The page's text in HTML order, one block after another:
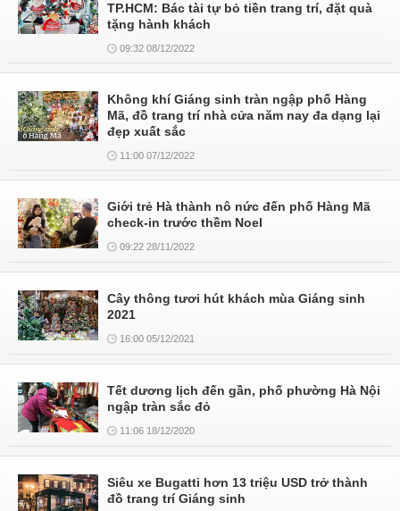
TP.HCM: Bác tài tự bỏ tiền trang trí, đặt quà
tặng hành khách
09:32 08/12/2022
Không khí Giáng sinh tràn ngập phố Hàng
Mã, đồ trang trí nhà cửa năm nay đa dạng lại
đẹp xuất sắc
11:00 07/12/2022
Giới trẻ Hà thành nô nức đến phố Hàng Mã
check-in trước thềm Noel
09:22 28/11/2022
Cây thông tươi hút khách mùa Giáng sinh
2021
16:00 05/12/2021
Tết dương lịch đến gần, phố phường Hà Nội
ngập tràn sắc đỏ
11:06 18/12/2020
Siêu xe Bugatti hơn 13 triệu USD trở thành
đồ trang trí Giáng sinh